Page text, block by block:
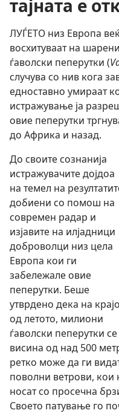
тајната е
ЛУЃЕТО низ Европа
восхитуваат на
ѓаволски пеперутки (
случува со нив кога
едноставно умираат
истражување ја
овие пеперутки
до Африка и назад.
До своите сознанија
истражувачите дојдоа
на темел на
добиени со помош на
современ радар и
изјавите на илјадници
доброволци низ цела
Европа кои ги
забележале овие
пеперутки. Беше
утврдено дека на
од летото, милиони
ѓаволски пеперутки се
висина од над 500
ретко може да ги
поволни ветрови, кои
носат со просечна
Своето патување го